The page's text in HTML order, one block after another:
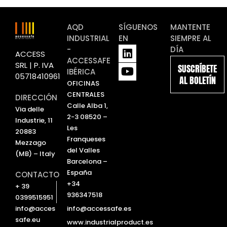
ACCESS
SRL | P. IVA
05718410961
DIRECCIÓN
Via delle
Industrie, 11
20883
Mezzago
(MB) – Italy
CONTACTO
+ 39
0399515951
info@acces
safe.eu
AQD
INDUSTRIAL
-
ACCESSAFE
IBÉRICA
OFICINAS
CENTRALES
Calle Alba 1,
2-3 08520 –
Les
Franqueses
del Valles
Barcelona –
España
+34
936347518
info@accessafe.es
www.industrialproduct.es
SÍGUENOS
EN
L
i
n
k
Y
o
u
t
MANTENTE
SIEMPRE AL
DÍA
SUSCRÍBETE
AL BOLETÍN